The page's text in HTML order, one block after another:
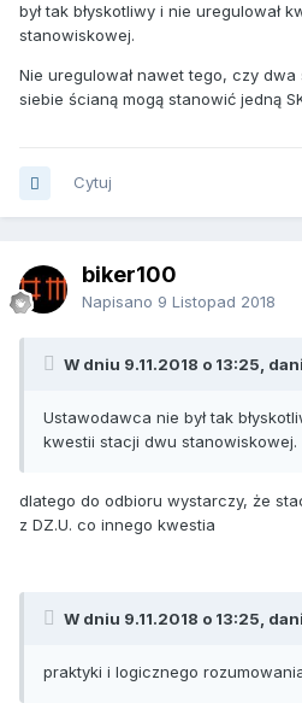
był tak błyskotliwy i nie uregulował
stanowiskowej.
Nie uregulował nawet tego, czy
siebie ścianą mogą stanowić jedną
Cytuj
biker100
Napisano 9 Listopad 2018
W dniu 9.11.2018 o 13:25,
Ustawodawca nie był tak
kwestii stacji dwu stanowiskowej.
dlatego do odbioru wystarczy, że
z DZ.U. co innego kwestia
W dniu 9.11.2018 o 13:25,
praktyki i logicznego